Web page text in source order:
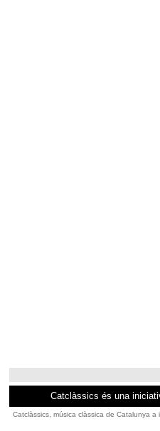
Catclàssics és una
Catclàssics, música clàssica de Catalunya a